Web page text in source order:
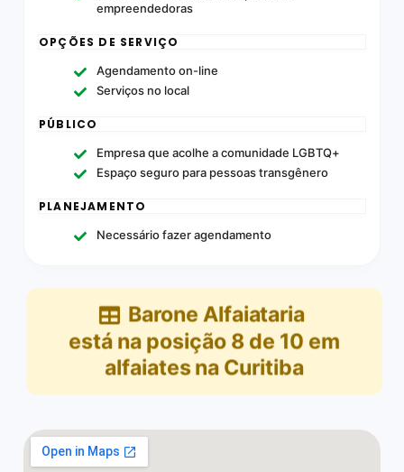
empreendedoras
OPÇÕES DE SERVIÇO
Agendamento on-line
Serviços no local
PÚBLICO
Empresa que acolhe a comunidade LGBTQ+
Espaço seguro para pessoas transgênero
PLANEJAMENTO
Necessário fazer agendamento
Barone Alfaiataria
está na posição 8 de 10 em
alfaiates na Curitiba